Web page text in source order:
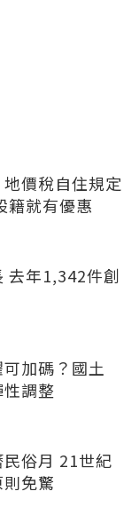
價稅自住規定
籍就有優惠
去年1,342件創
加碼？國土
調整
俗月 21世紀
免驚